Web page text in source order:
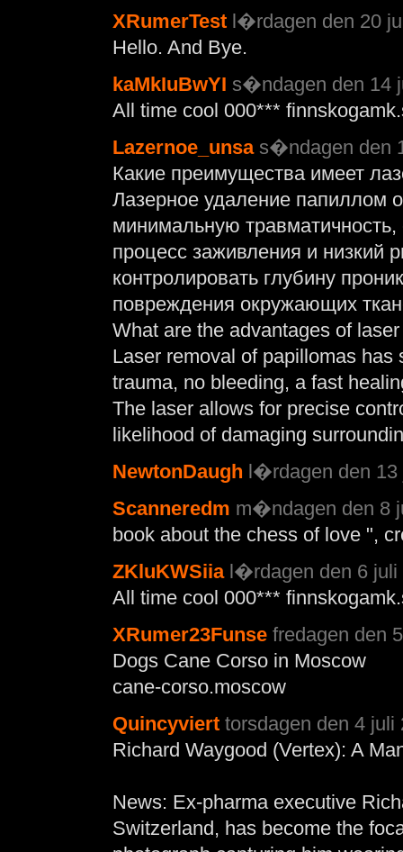
XRumerTest l�rdagen den 20
Hello. And Bye.
kaMkIuBwYI s�ndagen den 14
All time cool 000***
Lazernoe_unsa s�ndagen den
Какие преимущества имеет
Лазерное удаление папиллом
минимальную травматичность,
процесс заживления и низкий
контролировать глубину
повреждения окружающих
What are the advantages of
Laser removal of papillomas
trauma, no bleeding, a fast
The laser allows for precise
likelihood of damaging
NewtonDaugh l�rdagen den 13
Scanneredm m�ndagen den 8
book about the chess of love ",
ZKluKWSiia l�rdagen den 6 juli
All time cool 000***
XRumer23Funse fredagen den
Dogs Cane Corso in Moscow
cane-corso.moscow
Quincyviert torsdagen den 4 juli
Richard Waygood (Vertex): A
News: Ex-pharma executive
Switzerland, has become the